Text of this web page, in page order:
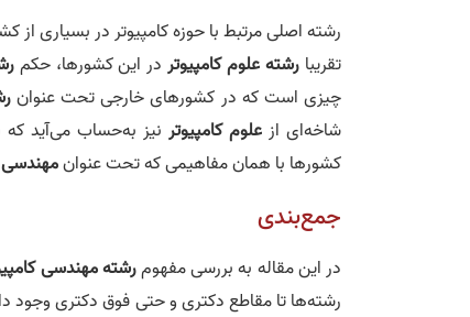
رشته اصلی مرتبط با حوزه کامپیوتر در بسیاری از
تقریبا رشته علوم کامپیوتردر این کشورها، حکم
چیزی است که در کشورهای خارجی تحت عنوان
شاخه‌‌ای از علوم کامپیوترنیز به‌حساب می‌آید که
کشورها با همان مفاهیمی که تحت عنوانمهندسی
جمع‌بندی
در این مقاله به بررسی مفهومرشته مهندسی
رشته‌ها تا مقاطع دکتری و حتی فوق دکتری وجود